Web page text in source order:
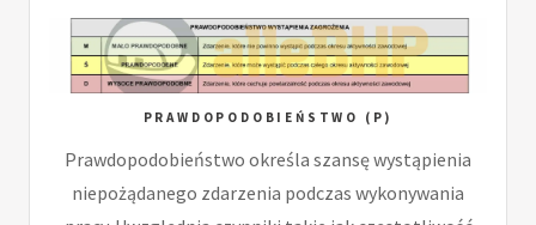
PRAWDOPODOBIEŃSTWO (P)
Prawdopodobieństwo określa szansę wystąpienia
niepożądanego zdarzenia podczas wykonywania